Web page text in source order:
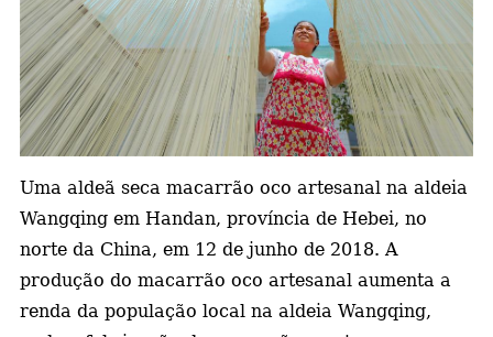
Uma aldeã seca macarrão oco artesanal na aldeia
Wangqing em Handan, província de Hebei, no
norte da China, em 12 de junho de 2018. A
produção do macarrão oco artesanal aumenta a
renda da população local na aldeia Wangqing,